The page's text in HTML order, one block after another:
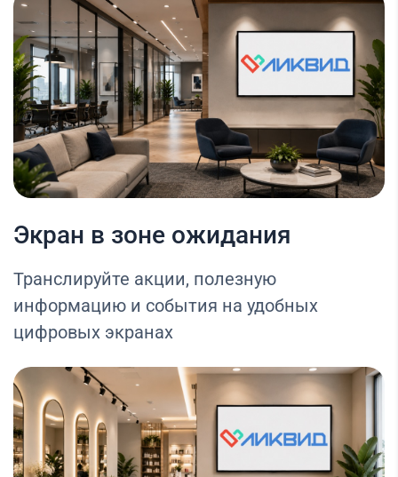
Экран в зоне ожидания
Транслируйте акции, полезную
информацию и события на удобных
цифровых экранах